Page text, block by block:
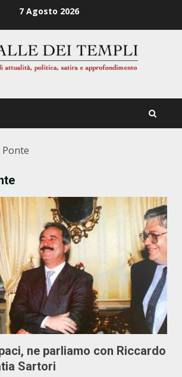
7 Agosto 2026
Ponte
ne parliamo con Riccardo
Sartori